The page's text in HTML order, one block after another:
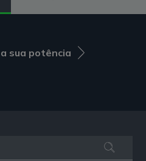
sua potência